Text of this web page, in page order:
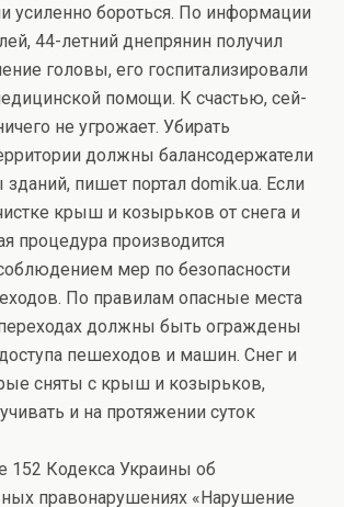
бороться. По информации
44-летний днепрянин получил
головы, его госпитализировали
помощи. К счастью, сей-
не угрожает. Убирать
должны балансодержатели
пишет портал domik.ua. Если
крыш и козырьков от снега и
процедура производится
мер по безопасности
По правилам опасные места
переходах должны быть ограждены
пешеходов и машин. Снег и
сняты с крыш и козырьков,
и на протяжении суток
152 Кодекса Украины об
правонарушениях «Нарушение